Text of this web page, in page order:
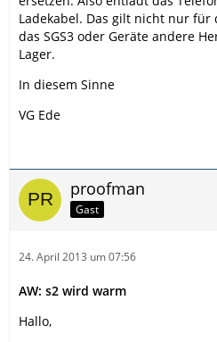
Ladekabel. Das gilt nicht nur für
das SGS3 oder Geräte andere
Lager.
In diesem Sinne
VG Ede
proofman
Gast
24. April 2013 um 07:56
AW: s2 wird warm
Hallo,